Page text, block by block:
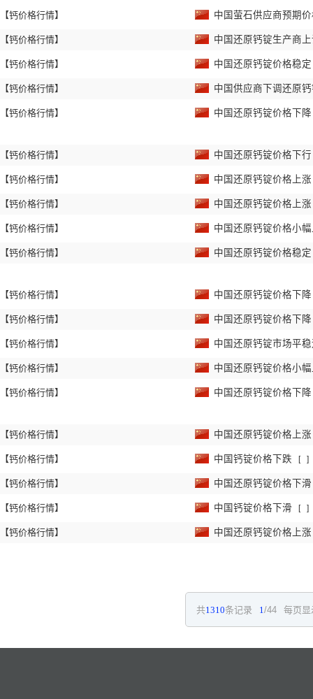
【钙价格行情】
【钙价格行情】
【钙价格行情】
【钙价格行情】
【钙价格行情】
【钙价格行情】
【钙价格行情】
【钙价格行情】
【钙价格行情】
【钙价格行情】
【钙价格行情】
【钙价格行情】
【钙价格行情】
【钙价格行情】
【钙价格行情】
【钙价格行情】
【钙价格行情】
【钙价格行情】
【钙价格行情】
【钙价格行情】
中国萤石供应商预期
中国还原钙锭生产商
中国还原钙锭价格稳
中国供应商下调还原
中国还原钙锭价格下
中国还原钙锭价格下
中国还原钙锭价格上
中国还原钙锭价格上
中国还原钙锭价格小
中国还原钙锭价格稳
中国还原钙锭价格下
中国还原钙锭价格下
中国还原钙锭市场平
中国还原钙锭价格小
中国还原钙锭价格下
中国还原钙锭价格上
中国钙锭价格下跌 [ ]
中国还原钙锭价格下
中国钙锭价格下滑 [ ]
中国还原钙锭价格上
共1310条记录 1/44 每页显